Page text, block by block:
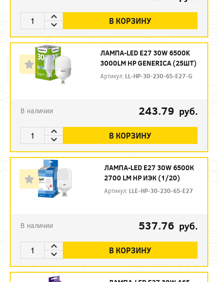
В КОРЗИНУ
ЛАМПА-LED E27 30W 6500K
3000LM HP GENERICA (25ШТ)
Артикул: LL-HP-30-230-65-E27-G
В наличии 243.79 руб.
В КОРЗИНУ
ЛАМПА-LED E27 30W 6500К
2700 LM HP ИЭК (1/20)
Артикул: LLE-HP-30-230-65-E27
В наличии 537.76 руб.
В КОРЗИНУ